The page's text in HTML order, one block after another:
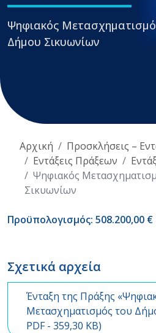
Ψηφιακός
Δήμου Σικυωνίων
Αρχική
Προσκλήσεις –
Εντάξεις Πράξεων
Ψηφιακός
Σικυωνίων
Προϋπολογισμός: 508.200,00 €
Σχετικά αρχεία
Ένταξη της Πράξης
Μετασχηματισμός του
PDF- 359,30 KB)